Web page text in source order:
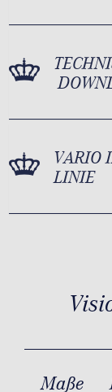
VARIO
LINIE
Maße